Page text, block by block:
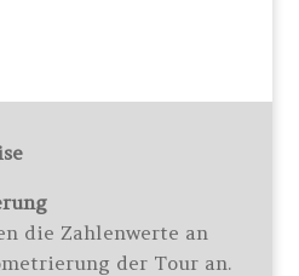
die Zahlenwerte an
der Tour an.